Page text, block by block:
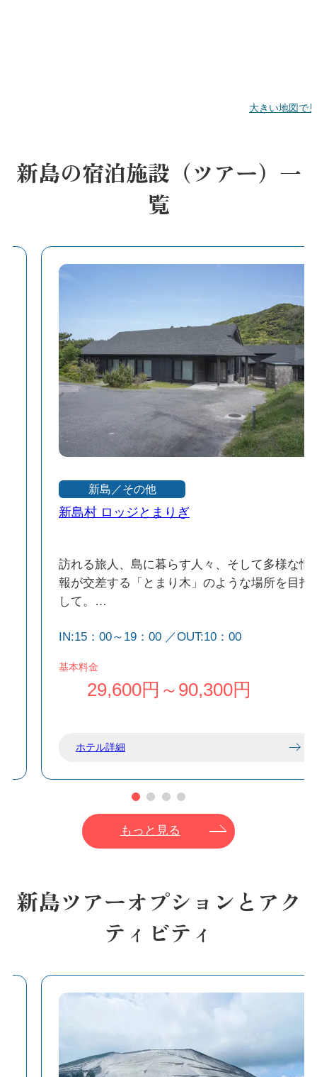
大きい地図で
新島の宿泊施設（ツアー）一
覧
新島／その他
新島村 ロッジとまりぎ
訪れる旅人、島に暮らす人々、そして多様な情
報が交差する「とまり木」のような場所を目指
して。
島の南部で緑に囲まれた静かな空間は、温泉へ
IN:15：00～19：00 ／OUT:10：00
基本料金
29,600円～90,300円
ホテル詳細
もっと見る
新島ツアーオプションとアク
ティビティ